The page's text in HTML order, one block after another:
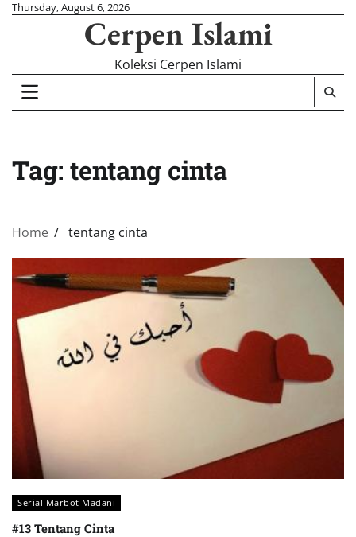
SkipThursday, August 6, 2026
Cerpen Islami
Koleksi Cerpen Islami
Tag: tentang cinta
Home tentang cinta
Serial Marbot Madani
#13 Tentang Cinta